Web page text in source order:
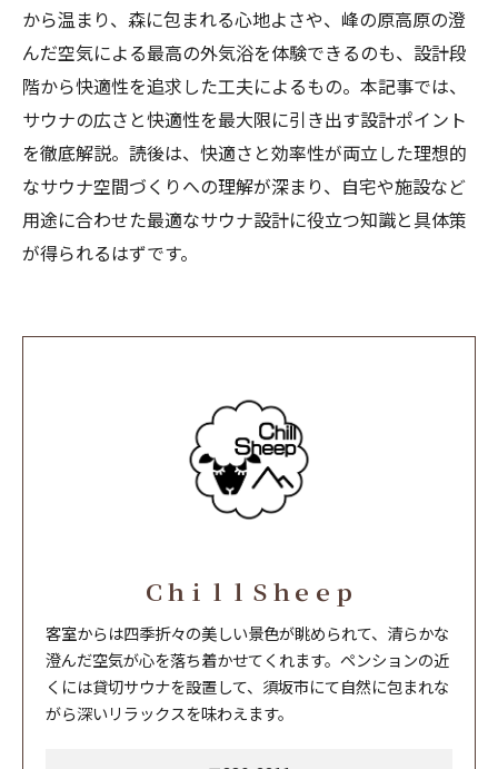
から温まり、森に包まれる心地よさや、峰の原高原の澄
んだ空気による最高の外気浴を体験できるのも、設計段
階から快適性を追求した工夫によるもの。本記事では、
サウナの広さと快適性を最大限に引き出す設計ポイント
を徹底解説。読後は、快適さと効率性が両立した理想的
なサウナ空間づくりへの理解が深まり、自宅や施設など
用途に合わせた最適なサウナ設計に役立つ知識と具体策
が得られるはずです。
ＣｈｉｌｌＳｈｅｅｐ
客室からは四季折々の美しい景色が眺められて、清らかな
澄んだ空気が心を落ち着かせてくれます。ペンションの近
くには貸切サウナを設置して、須坂市にて自然に包まれな
がら深いリラックスを味わえます。